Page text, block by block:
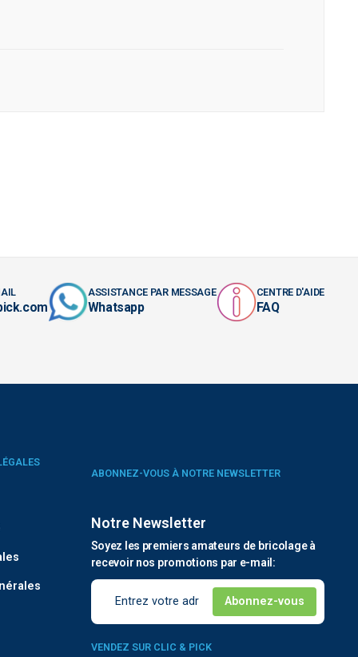
ASSISTANCE PAR MESSAGE
Whatsapp
CENTRE D'AIDE
FAQ
ABONNEZ-VOUS À NOTRE NEWSLETTER
Notre Newsletter
Soyez les premiers amateurs de bricolage à
recevoir nos promotions par e-mail:
VENDEZ SUR CLIC & PICK